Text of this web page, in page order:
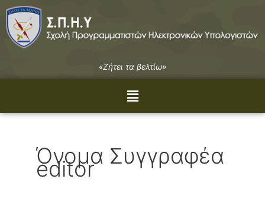
Μετάβαση
περιεχόμενο
«Ζήτει τα βελτίω»
Menu
Όνομα Συγγραφέα
editor